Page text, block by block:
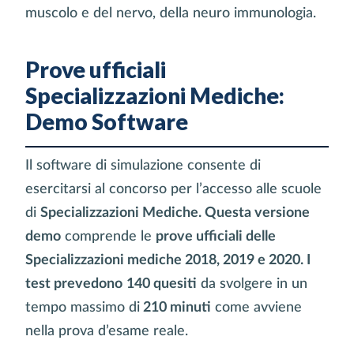
muscolo e del nervo, della neuro immunologia.
Prove ufficiali
Specializzazioni Mediche:
Demo Software
Il software di simulazione consente di
esercitarsi al concorso per l’accesso alle scuole
di Specializzazioni Mediche. Questa versione
demo comprende le prove ufficiali delle
Specializzazioni mediche 2018, 2019 e 2020. I
test prevedono 140 quesiti da svolgere in un
tempo massimo di 210 minuti come avviene
nella prova d’esame reale.